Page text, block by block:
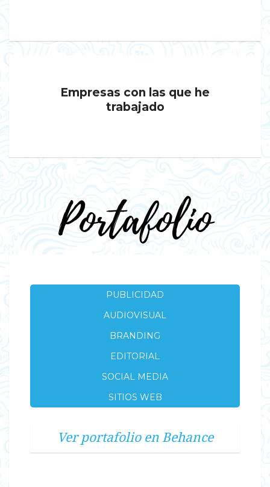
Empresas con las que he
trabajado
Portafolio
PUBLICIDAD
AUDIOVISUAL
BRANDING
EDITORIAL
SOCIAL MEDIA
SITIOS WEB
Ver portafolio en Behance